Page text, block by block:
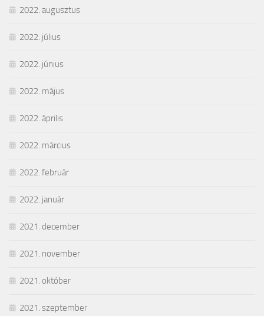
2022. augusztus
2022. július
2022. június
2022. május
2022. április
2022. március
2022. február
2022. január
2021. december
2021. november
2021. október
2021. szeptember